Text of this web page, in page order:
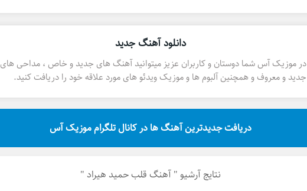
دانلود آهنگ جدید
در موزیک آس شما دوستان و کاربران عزیز میتوانید آهنگ های جدید و خاص ، مداحی های
جدید و معروف و همچنین آلبوم ها و موزیک ویدئو های مورد علاقه خود را دریافت کنید.
دریافت جدیدترین آهنگ ها در کانال تلگرام موزیک آس
نتایج آرشیو " آهنگ قلب حمید هیراد "